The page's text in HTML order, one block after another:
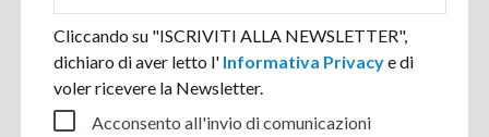
Cliccando su "ISCRIVITI ALLA NEWSLETTER",
dichiaro di aver letto l' Informativa Privacye di
voler ricevere la Newsletter.
Acconsento all'invio di comunicazioni